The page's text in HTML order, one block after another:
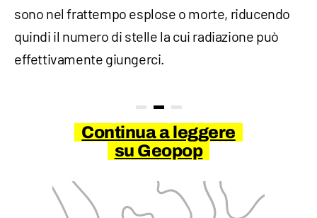
sono nel frattempo esplose o morte, riducendo
quindi il numero di stelle la cui radiazione può
effettivamente giungerci.
Continua a leggere
su Geopop